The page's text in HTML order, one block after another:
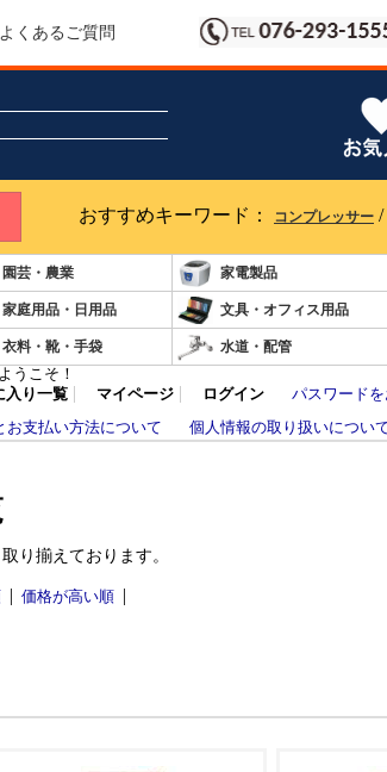
よくあるご質問
おすすめキーワード： コンプレッサー /
園芸・農業 家電製品
家庭用品・日用品 文具・オフィス用品
衣料・靴・手袋 水道・配管
うこそ！
入り一覧
マイページ ログイン
パスワード
お支払い方法について
個人情報の取り扱いについ
り揃えております。
価格が高い順